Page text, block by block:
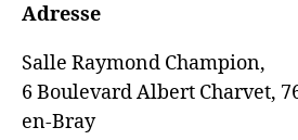
Adresse
Salle Raymond Champion,
6 Boulevard Albert Charvet,
en-Bray